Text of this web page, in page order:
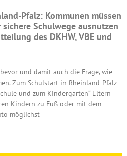
Pfalz: Kommunen müssen
Schulwege ausnutzen
des DKHW, VBE und
und damit auch die Frage, wie
Zum Schulstart in Rheinland-Pfalz
und zum Kindergarten“ Eltern
Kindern zu Fuß oder mit dem
möglichst